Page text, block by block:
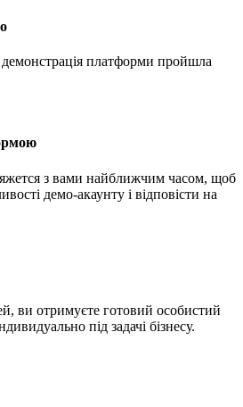
платформи пройшла
з вами найближчим часом, щоб
демо-акаунту і відповісти на
ви отримуєте готовий особистий
під задачі бізнесу.